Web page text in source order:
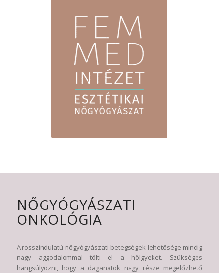
NŐGYÓGYÁSZATI
ONKOLÓGIA
A rosszindulatú nőgyógyászati betegségek lehetősége mindig
nagy aggodalommal tölti el a hölgyeket. Szükséges
hangsúlyozni, hogy a daganatok nagy része megelőzhető